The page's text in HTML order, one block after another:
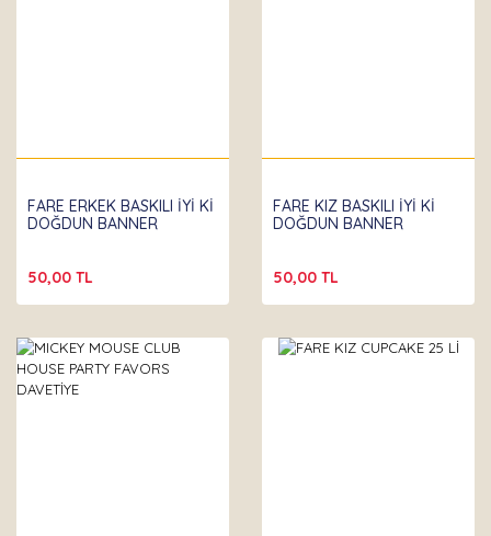
FARE ERKEK BASKILI İYİ Kİ
DOĞDUN BANNER
50,00 TL
FARE KIZ BASKILI İYİ Kİ
DOĞDUN BANNER
50,00 TL